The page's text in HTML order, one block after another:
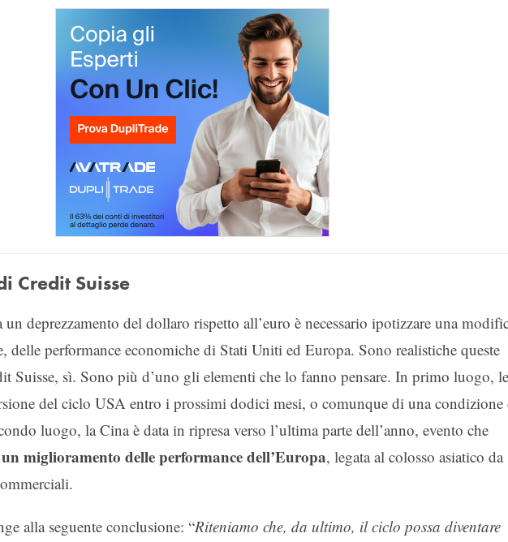
Credit Suisse
un deprezzamento del dollaro rispetto all’euro è necessario ipotizzare una
delle performance economiche di Stati Uniti ed Europa. Sono realistiche queste
Suisse, sì. Sono più d’uno gli elementi che lo fanno pensare. In primo luogo, le
del ciclo USA entro i prossimi dodici mesi, o comunque di una condizione
luogo, la Cina è data in ripresa verso l’ultima parte dell’anno, evento che
un miglioramento delle performance dell’Europa, legata al colosso asiatico da
alla seguente conclusione: “Riteniamo che, da ultimo, il ciclo possa diventare